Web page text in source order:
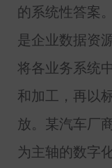
的系统性答案。
是企业数据资
将各业务系统
和加工，再以
放。某汽车厂
为主轴的数字